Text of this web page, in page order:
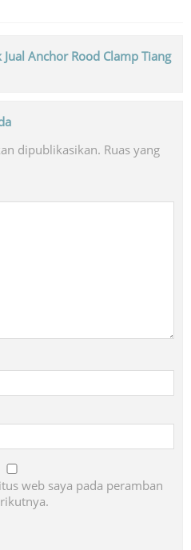
Anchor Rood Clamp Tiang
dipublikasikan. Ruas yang
web saya pada peramban